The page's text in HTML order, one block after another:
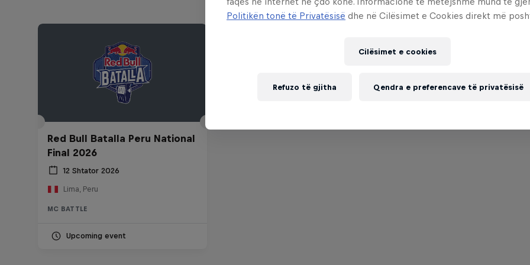
Red Bull Batalla Peru National
Final 2026
12 Shtator 2026
Lima, Peru
MC BATTLE
Upcoming event
Politikën tonë të Privatësisë dhe në Cilësimet e Cookies direkt më
Cilësimet e cookies
Refuzo të gjitha Qendra e preferencave të privatësisë